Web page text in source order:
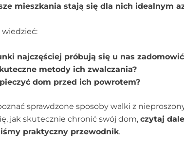
mieszkania stają się dla nich idealnym
najczęściej próbują się u nas
metody ich zwalczania?
dom przed ich powrotem?
sprawdzone sposoby walki z
jak skutecznie chronić swój dom, czytaj
praktyczny przewodnik.